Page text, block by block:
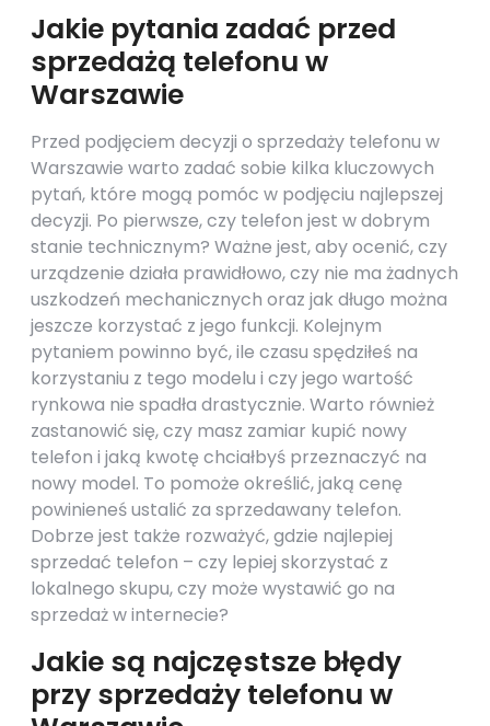
Jakie pytania zadać przed
sprzedażą telefonu w
Warszawie
Przed podjęciem decyzji o sprzedaży telefonu w
Warszawie warto zadać sobie kilka kluczowych
pytań, które mogą pomóc w podjęciu najlepszej
decyzji. Po pierwsze, czy telefon jest w dobrym
stanie technicznym? Ważne jest, aby ocenić, czy
urządzenie działa prawidłowo, czy nie ma żadnych
uszkodzeń mechanicznych oraz jak długo można
jeszcze korzystać z jego funkcji. Kolejnym
pytaniem powinno być, ile czasu spędziłeś na
korzystaniu z tego modelu i czy jego wartość
rynkowa nie spadła drastycznie. Warto również
zastanowić się, czy masz zamiar kupić nowy
telefon i jaką kwotę chciałbyś przeznaczyć na
nowy model. To pomoże określić, jaką cenę
powinieneś ustalić za sprzedawany telefon.
Dobrze jest także rozważyć, gdzie najlepiej
sprzedać telefon – czy lepiej skorzystać z
lokalnego skupu, czy może wystawić go na
sprzedaż w internecie?
Jakie są najczęstsze błędy
przy sprzedaży telefonu w